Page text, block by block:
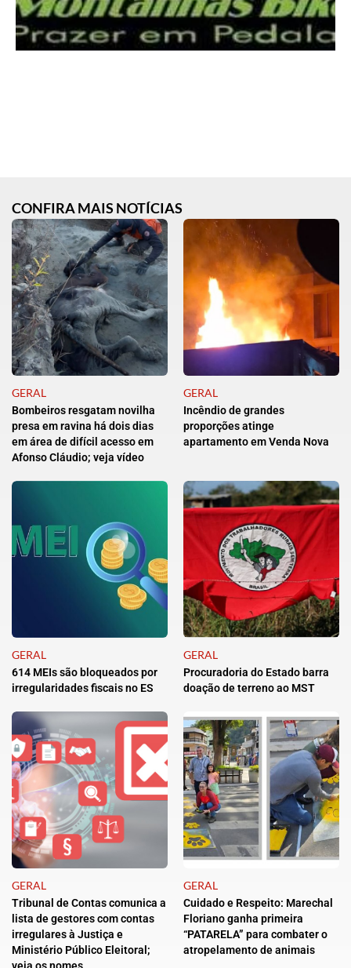
CONFIRA MAIS NOTÍCIAS
GERAL
Bombeiros resgatam novilha
presa em ravina há dois dias
em área de difícil acesso em
Afonso Cláudio; veja vídeo
GERAL
Incêndio de grandes
proporções atinge
apartamento em Venda Nova
GERAL
614 MEIs são bloqueados por
irregularidades fiscais no ES
GERAL
Procuradoria do Estado barra
doação de terreno ao MST
GERAL
Tribunal de Contas comunica a
lista de gestores com contas
irregulares à Justiça e
Ministério Público Eleitoral;
veja os nomes
GERAL
Cuidado e Respeito: Marechal
Floriano ganha primeira
“PATARELA” para combater o
atropelamento de animais